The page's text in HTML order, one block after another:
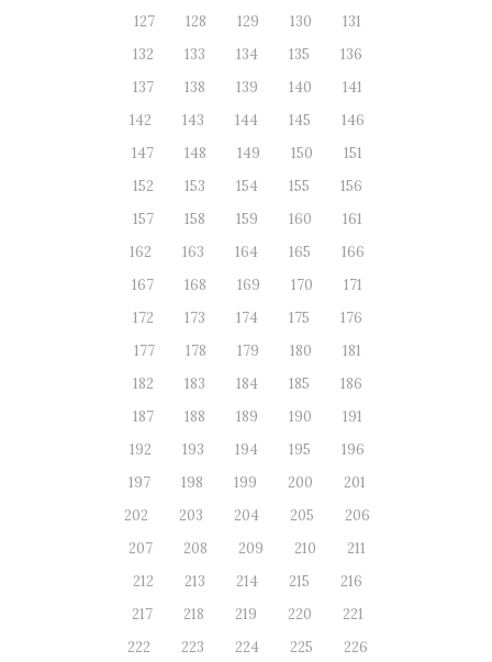
127
128 129 130
131
132
133 134 135
136
137
138 139 140
141
142
143 144 145
146
147
148 149 150
151
152
153 154 155
156
157
158 159 160
161
162
163 164 165
166
167
168 169 170
171
172
173 174 175
176
177
178 179 180
181
182
183 184 185
186
187
188 189 190
191
192
193 194 195
196
197
198 199 200
201
202
203 204 205
206
207
208 209 210
211
212
213 214 215
216
217
218 219 220
221
222
223 224 225
226